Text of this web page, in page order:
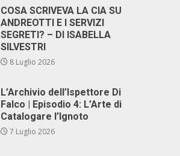
COSA SCRIVEVA LA CIA SU
ANDREOTTI E I SERVIZI
SEGRETI? – DI ISABELLA
SILVESTRI
8 Luglio 2026
L’Archivio dell’Ispettore Di
Falco | Episodio 4: L’Arte di
Catalogare l’Ignoto
7 Luglio 2026